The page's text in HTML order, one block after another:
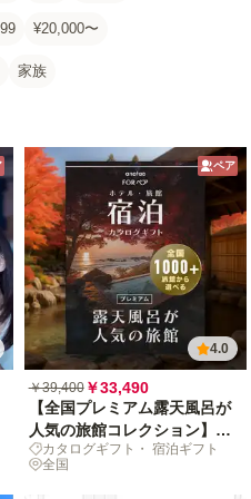
¥20,000〜
家族
ペア
4.0
￥39,400￥33,490
【全国プレミアム露天風呂が
人気の旅館コレクション】宿
泊カタログギフト: 掲載数
1,000+施設〜
カタログギフト・ 宿泊ギフト
全国